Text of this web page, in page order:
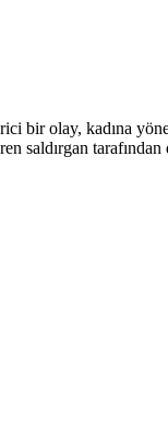
bir olay, kadına
saldırgan